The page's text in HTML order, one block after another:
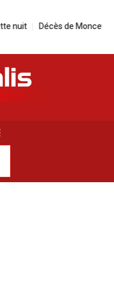
Décès de Moncef Hergli,